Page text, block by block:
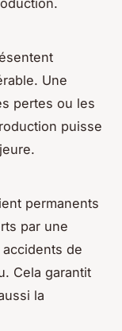
Une
pertes ou les
puisse
permanents
par une
de
Cela garantit
la